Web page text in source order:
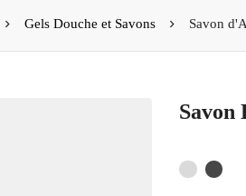
Gels Douche et Savons Savon
Savon